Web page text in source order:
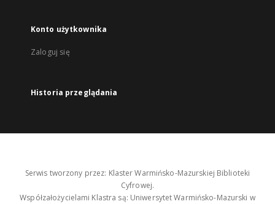
Konto użytkownika
Zaloguj się
Historia przeglądania
Serwis tworzony przez: Klaster Warmińsko-Mazurskiej Biblioteki
Cyfrowej.
Współzałożycielami Klastra są: Uniwersytet Warmińsko-Mazurski w